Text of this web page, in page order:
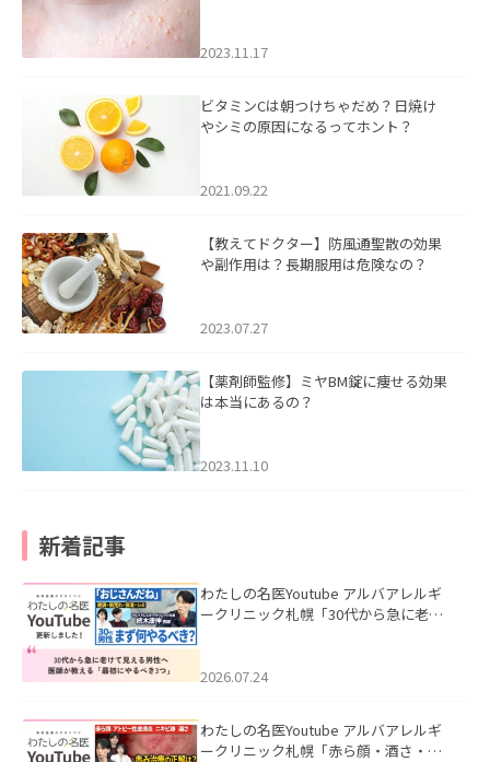
2023.11.17
ビタミンCは朝つけちゃだめ？日焼け
やシミの原因になるってホント？
2021.09.22
【教えてドクター】防風通聖散の効果
や副作用は？長期服用は危険なの？
2023.07.27
【薬剤師監修】ミヤBM錠に痩せる効果
は本当にあるの？
2023.11.10
新着記事
わたしの名医Youtube アルバアレルギ
ークリニック札幌「30代から急に老け
た。
2026.07.24
わたしの名医Youtube アルバアレルギ
ークリニック札幌「赤ら顔・酒さ・ニ